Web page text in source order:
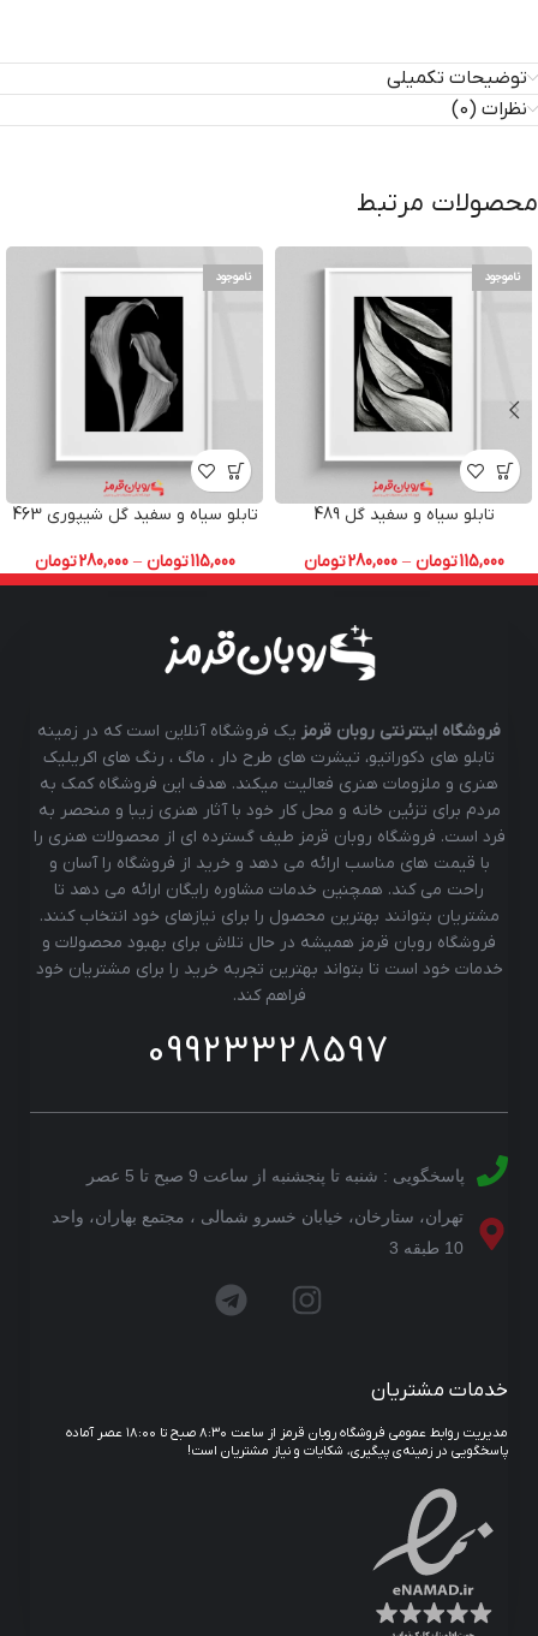
توضیحات تکمیلی
نظرات (0)
محصولات مرتبط
ناموجود
تابلو سیاه و سفید گل 489
115,000تومان –
280,000تومان
ناموجود
تابلو سیاه و سفید گل شیپوری 463
115,000تومان –
280,000تومان
فروشگاه اینترنتی روبان قرمز یک فروشگاه آنلاین است که در زمینه
تابلو های دکوراتیو، تیشرت های طرح دار ، ماگ ، رنگ های اکریلیک
هنری و ملزومات هنری فعالیت میکند. هدف این فروشگاه کمک به
مردم برای تزئین خانه و محل کار خود با آثار هنری زیبا و منحصر به
فرد است. فروشگاه روبان قرمز طیف گسترده ای از محصولات هنری را
با قیمت های مناسب ارائه می دهد و خرید از فروشگاه را آسان و
راحت می کند. همچنین خدمات مشاوره رایگان ارائه می دهد تا
مشتریان بتوانند بهترین محصول را برای نیازهای خود انتخاب کنند.
فروشگاه روبان قرمز همیشه در حال تلاش برای بهبود محصولات و
خدمات خود است تا بتواند بهترین تجربه خرید را برای مشتریان خود
فراهم کند.
09923328597
پاسخگویی : شنبه تا پنجشنبه از ساعت 9 صبح تا 5 عصر
تهران، ستارخان، خیابان خسرو شمالی ، مجتمع بهاران، واحد
10 طبقه 3
خدمات مشتریان
مدیریت روابط عمومی فروشگاه روبان قرمز از ساعت ۸:۳۰ صبح تا ۱۸:۰۰ عصر آماده
پاسخگویی در زمینه‌ی پیگیری، شکایات و نیاز مشتریان است!